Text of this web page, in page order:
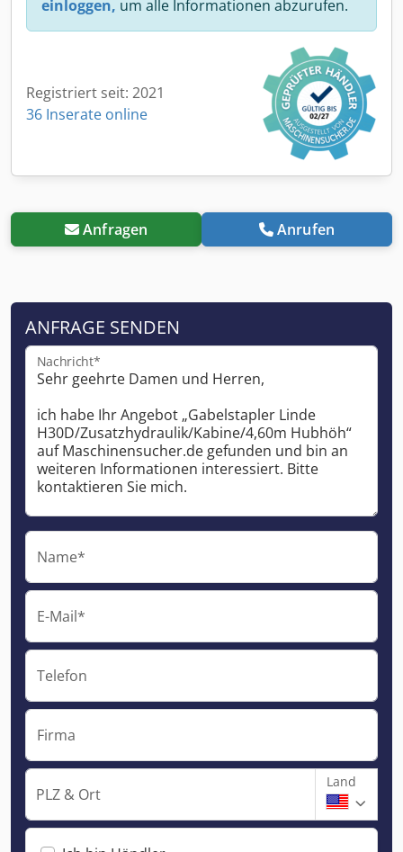
einloggen, um alle Informationen abzurufen.
Registriert seit: 2021
36 Inserate online
Anfragen Anrufen
ANFRAGE SENDEN
Nachricht*
Name*
E-Mail*
Telefon
Firma
PLZ & Ort
Land